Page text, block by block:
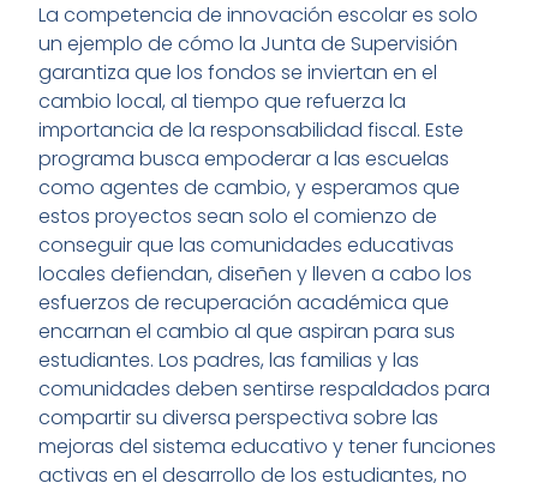
La competencia de innovación escolar es solo
un ejemplo de cómo la Junta de Supervisión
garantiza que los fondos se inviertan en el
cambio local, al tiempo que refuerza la
importancia de la responsabilidad fiscal. Este
programa busca empoderar a las escuelas
como agentes de cambio, y esperamos que
estos proyectos sean solo el comienzo de
conseguir que las comunidades educativas
locales defiendan, diseñen y lleven a cabo los
esfuerzos de recuperación académica que
encarnan el cambio al que aspiran para sus
estudiantes. Los padres, las familias y las
comunidades deben sentirse respaldados para
compartir su diversa perspectiva sobre las
mejoras del sistema educativo y tener funciones
activas en el desarrollo de los estudiantes, no